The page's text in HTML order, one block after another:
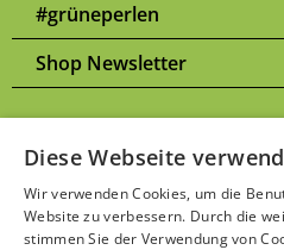
#grüneperlen
Shop Newsletter
* Alle Preise inkl. gesetzl.
ggf. Nachnahmegebühren, wenn
beachten Sie unsere
Diese Webseite
Wir verwenden Cookies, um die
Website zu verbessern. Durch die
stimmen Sie der Verwendung von